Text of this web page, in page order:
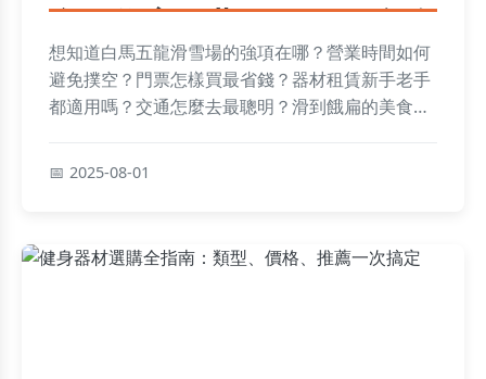
食、住宿、費用及Q&A全攻
略
想知道白馬五龍滑雪場的強項在哪？營業時間如何
避免撲空？門票怎樣買最省錢？器材租賃新手老手
都適用嗎？交通怎麼去最聰明？滑到餓扁的美食救
2025-08-01